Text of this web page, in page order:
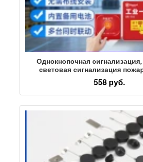
Однокнопочная
световая сигнализация
заводской цех, пожар на заводе,
сигнализация, резервный
558 руб.